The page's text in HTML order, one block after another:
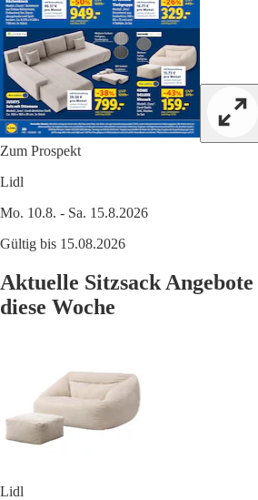
Zum Prospekt
Lidl
Mo. 10.8. - Sa. 15.8.2026
Gültig bis 15.08.2026
Aktuelle Sitzsack
diese Woche
Lidl